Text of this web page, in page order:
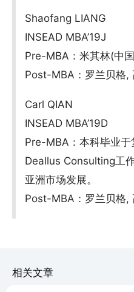
Shaofang LIANG
INSEAD MBA’19J
Pre-MBA：米其林(中
Post-MBA：罗兰贝格,
Carl QIAN
INSEAD MBA’19D
Pre-MBA：本科毕业于
Deallus Consulting工
亚洲市场发展。
Post-MBA：罗兰贝格,
相关文章